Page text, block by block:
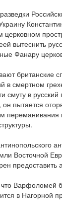
церковном
вытеснить
Фанару
в смертном
смуту в
пытается
Восточной
Варфоломей
в Нагорной